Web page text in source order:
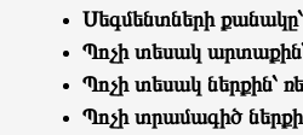
Սեգմենտների
Պոչի տեսակ արտաքին
Պոչի տեսակ ներքին՝
Պոչի տրամագիծ